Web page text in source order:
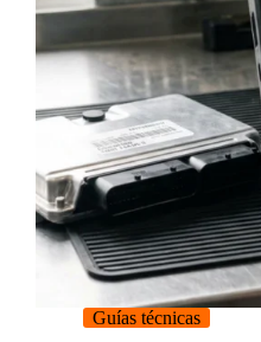
Guías técnicas